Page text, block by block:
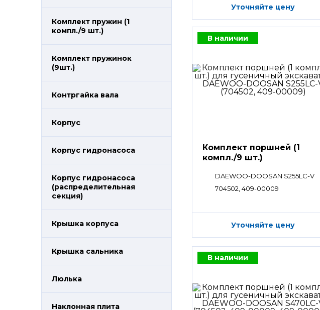
Комплект пружин (1
компл./9 шт.)
Комплект пружинок
(9шт.)
Контргайка вала
Корпус
Корпус гидронасоса
Корпус гидронасоса
(распределительная
секция)
Крышка корпуса
Крышка сальника
Люлька
Наклонная плита
Уточняйте цену
В наличии
Комплект поршней (1
компл./9 шт.)
DAEWOO-DOOSAN S255LC-V
704502, 409-00009
Уточняйте цену
В наличии